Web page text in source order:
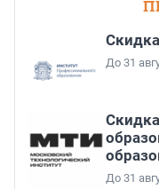
До 31
До 31